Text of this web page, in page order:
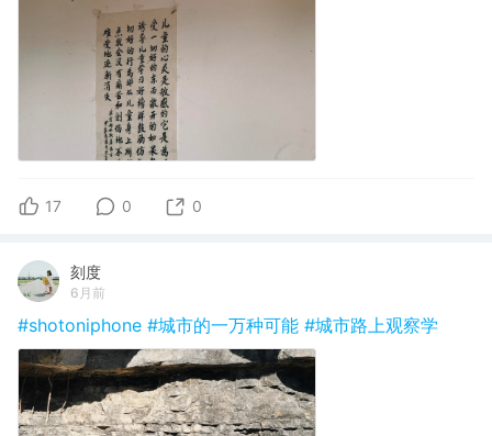
17 0 0
刻度
6月前
#shotoniphone #城市的一万种可能 #城市路上观察学